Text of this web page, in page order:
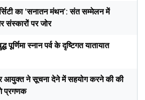
का ‘सनातन मंथन’: संत सम्मेलन में
संस्कारों पर जोर
स्नान पर्व के दृष्टिगत यातायात
आयुक्त ने सूचना देने में सहयोग करने की की
प्रगणक